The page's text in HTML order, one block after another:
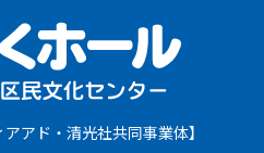
アド・清光社共同事業体】